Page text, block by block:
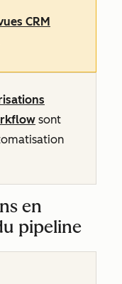
CRM
sont
en
pipeline